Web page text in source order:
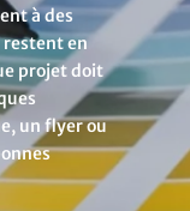
à des
en
projet doit
un flyer ou